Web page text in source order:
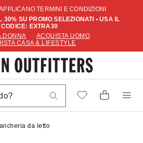
TERMINI E CONDIZIONI
30% SU PROMO SELEZIONATI • USA IL
CODICE: EXTRA30
DONNA
ACQUISTA UOMO
CASA & LIFESTYLE
da letto